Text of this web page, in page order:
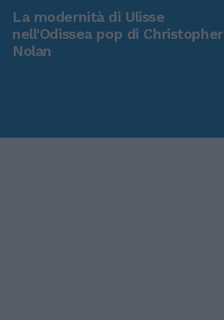
La modernità di Ulisse
nell'Odissea pop di Christopher
Nolan